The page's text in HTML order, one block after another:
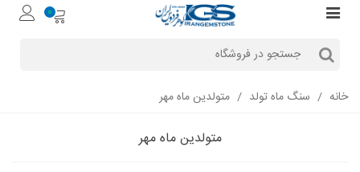
0
خانه / سنگ ماه تولد / متولدین ماه مهر
متولدین ماه مهر